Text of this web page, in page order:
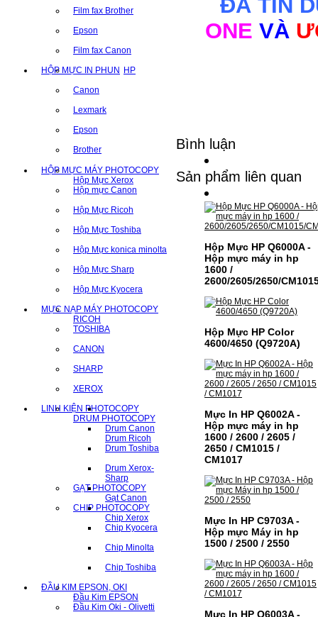
Film fax Brother
Epson
Film fax Canon
HỘP MỰC IN PHUN HP
Canon
Lexmark
Epson
Brother
HỘP MỰC MÁY PHOTOCOPY
Hộp Mực Xerox
Hộp mực Canon
Hộp Mực Ricoh
Hộp Mực Toshiba
Hộp Mực konica minolta
Hộp Mực Sharp
Hộp Mực Kyocera
MỰC NẠP MÁY PHOTOCOPY
RICOH
TOSHIBA
CANON
SHARP
XEROX
LINH KIỆN PHOTOCOPY
DRUM PHOTOCOPY
Drum Canon
Drum Ricoh
Drum Toshiba
Drum Xerox-
Sharp
GẠT PHOTOCOPY
Gạt Canon
CHIP PHOTOCOPY
Chip Xerox
Chip Kyocera
Chip Minolta
Chip Toshiba
ĐẦU KIM EPSON, OKI
Đầu Kim EPSON
Đầu Kim Oki - Olivetti
ĐÃ TIN
ONE VÀ
Bình luận
Sản phẩm liên quan
Hộp Mực HP Q6000A -
Hộp mực máy in hp
1600 /
2600/2605/2650/
Hộp Mực HP Color
4600/4650 (Q9720A)
Mực In HP Q6002A -
Hộp mực máy in hp
1600 / 2600 / 2605 /
2650 / CM1015 /
CM1017
Mực In HP C9703A -
Hộp mực Máy in hp
1500 / 2500 / 2550
Mực In HP Q6003A -